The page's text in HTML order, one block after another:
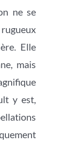
ne se
Elle
mais
y est,